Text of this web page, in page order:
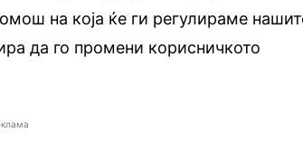
на која ќе ги регулираме
да го промени корисничкото